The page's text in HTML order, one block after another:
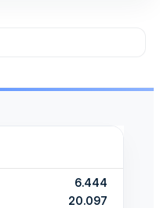
6.444
20.097